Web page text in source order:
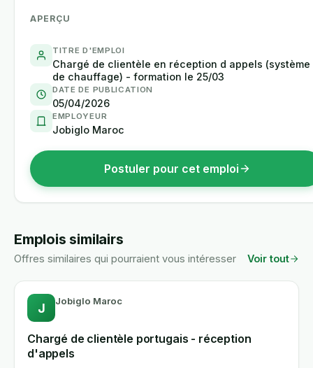
APERÇU
TITRE D'EMPLOI
Chargé de clientèle en réception d appels (système
de chauffage) - formation le 25/03
DATE DE PUBLICATION
05/04/2026
EMPLOYEUR
Jobiglo Maroc
Postuler pour cet emploi
Emplois similairs
Offres similaires qui pourraient vous intéresser Voir tout
J Jobiglo Maroc
Chargé de clientèle portugais - réception
d'appels